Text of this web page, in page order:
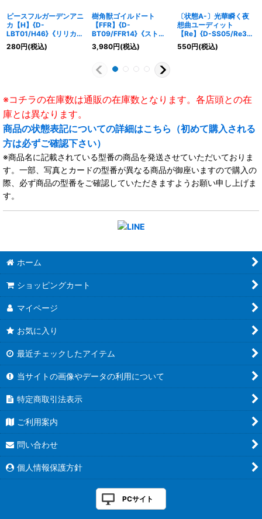
ピースフルガーデンアニ
カ【H】{D-
LBT01/H46}《リリカル
モナステリオ》
280円(税込)
樹角獣ゴイルドート
【FFR】{D-
BT09/FFR14}《ストイ
ケイア》
3,980円(税込)
〔状態A-〕光華瞬く夜
想曲ユーディット
【Re】{D-SS05/Re35}
《リリカルモナステリ
オ》
550円(税込)
※コチラの在庫数は通販の在庫数となります。各店頭との在
庫とは異なります。
商品の状態表記についての詳細はこちら（初めて購入される
方は必ずご確認下さい）
※商品名に記載されている型番の商品を発送させていただいておりま
す。一部、写真とカードの型番が異なる商品が御座いますので購入の
際、必ず商品の型番をご確認していただきますようお願い申し上げま
す。
ホーム
ショッピングカート
マイページ
お気に入り
最近チェックしたアイテム
当サイトの画像やデータの利用について
特定商取引法表示
ご利用案内
問い合わせ
個人情報保護方針
PCサイト